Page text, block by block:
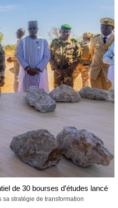
de 30 bourses d’études lancé
stratégie de transformation